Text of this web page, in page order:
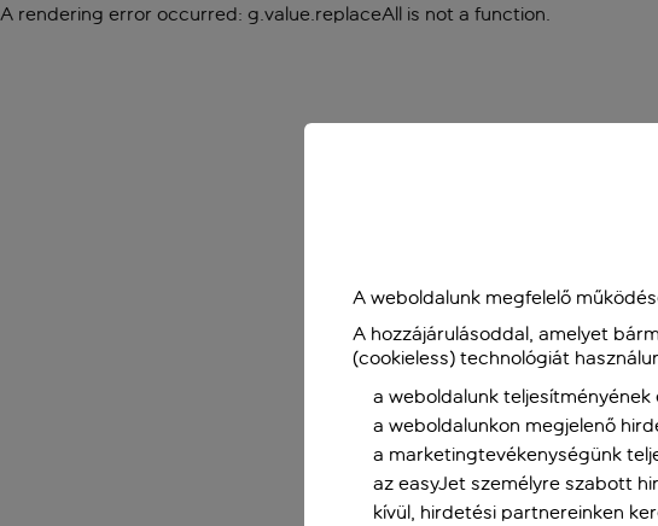
A rendering error occurred: g.value.replaceAll is not a function.
A weboldalunk megfelelő
A hozzájárulásoddal, amelyet
(cookieless) technológiát
a weboldalunk
a weboldalunkon megjelenő
a marketingtevékenységünk
az easyJet személyre szabott
kívül, hirdetési partnereinken